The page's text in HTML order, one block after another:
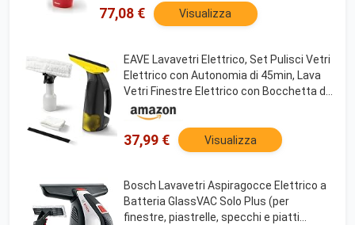
77,08 € Visualizza
EAVE Lavavetri Elettrico, Set Pulisci Vetri
Elettrico con Autonomia di 45min, Lava
Vetri Finestre Elettrico con Bocchetta da
28cm e Serbatoio da 200ml, Adatto a
Finestre, Piastrelle e Specchi(giallo)
37,99 € Visualizza
Bosch Lavavetri Aspiragocce Elettrico a
Batteria GlassVAC Solo Plus (per
finestre, piastrelle, specchi e piatti